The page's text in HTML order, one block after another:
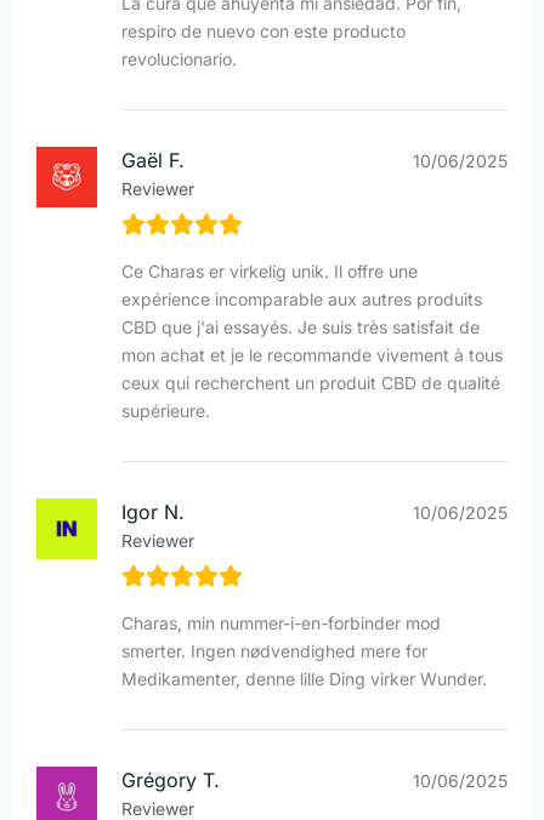
respiro de nuevo con este producto
revolucionario.
Gaël F.
Reviewer
10/06/2025
Ce Charas er virkelig unik. Il offre une
expérience incomparable aux autres produits
CBD que j'ai essayés. Je suis très satisfait de
mon achat et je le recommande vivement à tous
ceux qui recherchent un produit CBD de qualité
supérieure.
Igor N.
Reviewer
10/06/2025
Charas, min nummer-i-en-forbinder mod
smerter. Ingen nødvendighed mere for
Medikamenter, denne lille Ding virker Wunder.
Grégory T.
Reviewer
10/06/2025